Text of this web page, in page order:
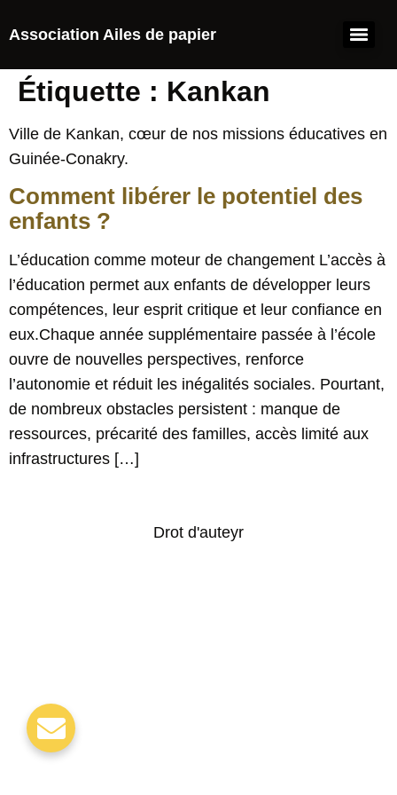
Association Ailes de papier
Étiquette : Kankan
Ville de Kankan, cœur de nos missions éducatives en
Guinée-Conakry.
Comment libérer le potentiel des
enfants ?
L’éducation comme moteur de changement L’accès à
l’éducation permet aux enfants de développer leurs
compétences, leur esprit critique et leur confiance en
eux.Chaque année supplémentaire passée à l’école
ouvre de nouvelles perspectives, renforce
l’autonomie et réduit les inégalités sociales. Pourtant,
de nombreux obstacles persistent : manque de
ressources, précarité des familles, accès limité aux
infrastructures […]
Drot d'auteyr